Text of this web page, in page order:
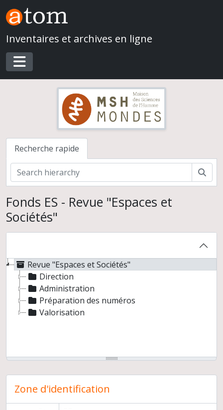
Skip to main content
Inventaires et archives en ligne
Toggle navigation
Recherche rapide
Fonds ES - Revue "Espaces et
Sociétés"
Revue "Espaces et Sociétés"
Direction
Administration
Préparation des numéros
Valorisation
Zone d'identification